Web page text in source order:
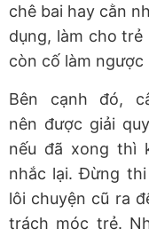
chê bai hay cằn
dụng, làm cho
còn cố làm
Bên cạnh đó,
nên được giải
nếu đã xong thì
nhắc lại. Đừng
lôi chuyện cũ ra
trách móc trẻ.